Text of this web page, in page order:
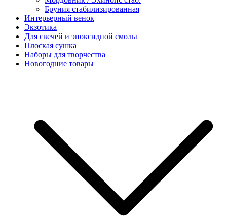
Бруния стабилизированная
Интерьерный венок
Экзотика
Для свечей и эпоксидной смолы
Плоская сушка
Наборы для творчества
Новогодние товары